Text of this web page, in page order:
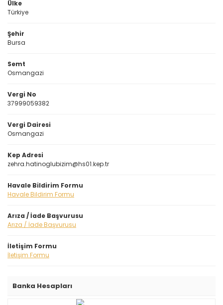
Ülke
Türkiye
Şehir
Bursa
Semt
Osmangazi
Vergi No
37999059382
Vergi Dairesi
Osmangazi
Kep Adresi
zehra.hatinoglubizim@hs01.kep.tr
Havale Bildirim Formu
Havale Bildirim Formu
Arıza / İade Başvurusu
Arıza / İade Başvurusu
İletişim Formu
İletişim Formu
Banka Hesapları